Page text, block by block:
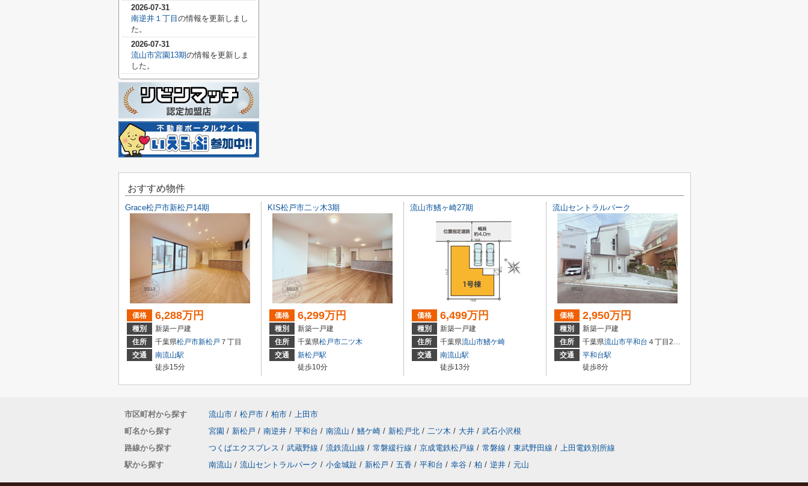
2026-07-31
南逆井１丁目 の情報を更新しまし
た。
2026-07-31
流山市宮園13期の情報を更新しま
した。
おすすめ物件
Grace松戸市新松戸14期
価格 6,288万円
種別
新築一戸建
住所
千葉県松戸市新松戸 ７丁目
交通
南流山駅
徒歩15分
KIS松戸市二ッ木3期
価格 6,299万円
種別
新築一戸建
住所
千葉県松戸市二ツ木
交通
新松戸駅
徒歩10分
流山市鰭ヶ崎27期
価格 6,499万円
種別
新築一戸建
住所
千葉県流山市鰭ケ崎
交通
南流山駅
徒歩13分
流山セントラルパーク
価格 2,950万円
種別
新築一戸建
住所
千葉県流山市平和台 ４丁目299-4
交通
平和台駅
徒歩8分
市区町村から探す 流山市 / 松戸市 / 柏市 / 上田市
町名から探す
宮園 / 新松戸 / 南逆井 / 平和台 / 南流山 / 鰭ケ崎 / 新松戸北 / 二ツ木 / 大井 / 武石小沢根
路線から探す
つくばエクスプレス / 武蔵野線 / 流鉄流山線 / 常磐緩行線 / 京成電鉄松戸線 / 常磐線 / 東武野田線 / 上田電鉄別所線
駅から探す
南流山 / 流山セントラルパーク / 小金城趾 / 新松戸 / 五香 / 平和台 / 幸谷 / 柏 / 逆井 / 元山